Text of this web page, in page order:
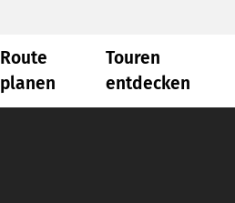
Route
planen
Touren
entdecken